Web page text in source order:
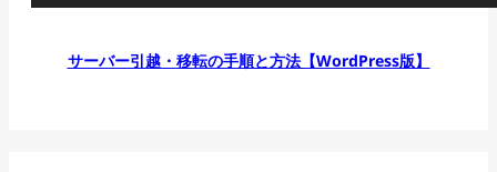
サーバー引越・移転の手順と方法【WordPress版】